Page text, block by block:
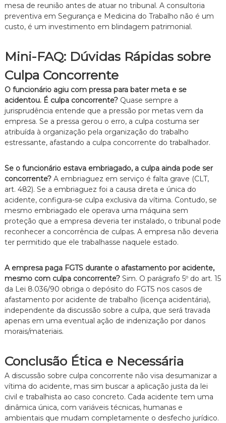
mesa de reunião antes de atuar no tribunal. A consultoria
preventiva em Segurança e Medicina do Trabalho não é um
custo,é um investimento em blindagem patrimonial.
Mini-FAQ: Dúvidas Rápidas sobre
Culpa Concorrente
O funcionário agiu com pressa para bater meta e se
acidentou. É culpa concorrente?Quase sempre a
jurisprudência entende que a pressão por metas vem da
empresa. Se a pressa gerou o erro,a culpa costuma ser
atribuída à organização pela organização do trabalho
estressante,afastando a culpa concorrente do trabalhador.
Se o funcionário estava embriagado, a culpa ainda pode ser
concorrente?A embriaguez em serviço é falta grave (CLT,
art. 482). Se a embriaguez foi a causa direta e única do
acidente,configura-se culpa exclusiva da vítima. Contudo,se
mesmo embriagado ele operava uma máquina sem
proteção que a empresa deveria ter instalado,o tribunal pode
reconhecer a concorrência de culpas. A empresa não deveria
ter permitido que ele trabalhasse naquele estado.
A empresa paga FGTS durante o afastamento por acidente,
mesmo com culpa concorrente?Sim. O parágrafo 5º do art. 15
da Lei 8.036/90 obriga o depósito do FGTS nos casos de
afastamento por acidente de trabalho (licença acidentária),
independente da discussão sobre a culpa,que será travada
apenas em uma eventual ação de indenização por danos
morais/materiais.
Conclusão Ética e Necessária
A discussão sobre culpa concorrente não visa desumanizar a
vítima do acidente,mas sim buscar a aplicação justa da lei
civil e trabalhista ao caso concreto. Cada acidente tem uma
dinâmica única,com variáveis técnicas,humanas e
ambientais que mudam completamente o desfecho jurídico.